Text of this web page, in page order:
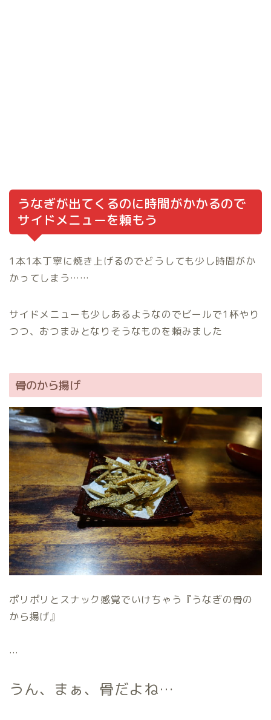
うなぎが出てくるのに時間がかかるので
サイドメニューを頼もう
1本1本丁寧に焼き上げるのでどうしても少し時間がか
かってしまう……
サイドメニューも少しあるようなのでビールで1杯やり
つつ、おつまみとなりそうなものを頼みました
骨のから揚げ
ポリポリとスナック感覚でいけちゃう『うなぎの骨の
から揚げ』
…
うん、まぁ、骨だよね…